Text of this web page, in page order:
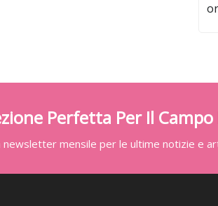
Perfetta Per Il
newsletter mensile per le ultime notizie e